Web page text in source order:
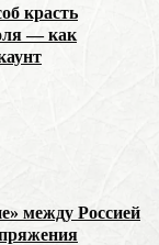
красть
— как
между Россией